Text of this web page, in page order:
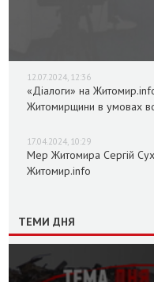
12.07.2024, 12:36
«Діалоги» на
Житомирщини в умовах
17.04.2024, 10:29
Мер Житомира Сергій
Житомир.info
ТЕМИ ДНЯ